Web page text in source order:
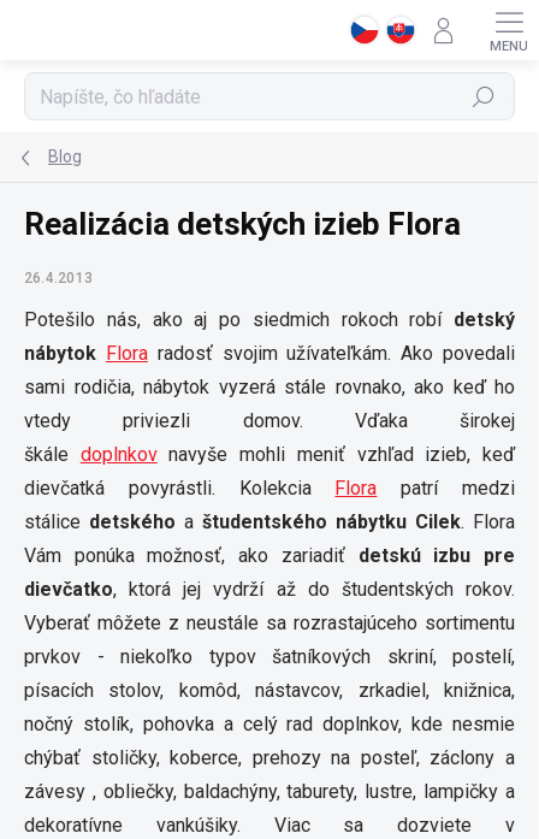
Hľadať
Blog
Realizácia detských izieb Flora
26.4.2013
Potešilo nás, ako aj po siedmich rokoch robí detský
nábytok Floraradosť svojim užívateľkám. Ako povedali
sami rodičia, nábytok vyzerá stále rovnako, ako keď ho
vtedy priviezli domov. Vďaka širokej
škále doplnkovnavyše mohli meniť vzhľad izieb, keď
dievčatká povyrástli. Kolekcia Flora patrí medzi
stálice detského a študentského nábytku Cilek. Flora
Vám ponúka možnosť, ako zariadiť detskú izbu pre
dievčatko, ktorá jej vydrží až do študentských rokov.
Vyberať môžete z neustále sa rozrastajúceho sortimentu
prvkov - niekoľko typov šatníkových skriní, postelí,
písacích stolov, komôd, nástavcov, zrkadiel, knižnica,
nočný stolík, pohovka a celý rad doplnkov, kde nesmie
chýbať stoličky, koberce, prehozy na posteľ, záclony a
závesy , obliečky, baldachýny, taburety, lustre, lampičky a
dekoratívne vankúšiky. Viac sa dozviete v